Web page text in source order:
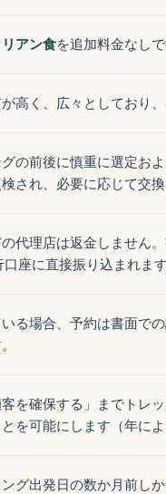
アン食を追加料金なしで
高く、広々としており
の前後に慎重に選定お
され、必要に応じて交換
代理店は返金しません
座に直接振り込まれます
る場合、予約は書面で
を確保する」までトレ
を可能にします（年に
グ出発日の数か月前し